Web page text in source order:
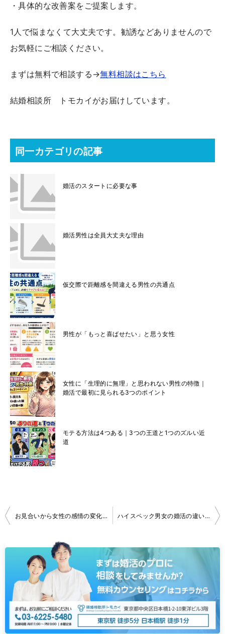
・具体的な改善案をご提案します。
1人で悩まなくて大丈夫です。勧誘などありませんので
お気軽にご相談ください。
まずは無料で相談する→無料相談はこちら
結婚相談所 トモカイがお届けしています。
同一カテゴリの記事
婚活のスタートに必要な事
婚活男性は全員大丈夫な理由
仮交際で距離感を間違える男性の共通点
男性が「もっと喜ばせたい」と思う女性
女性に「生理的に無理」と思われない男性の特徴｜
婚活で最初に見られる3つのポイント
モテる方法は4つある｜3つの王道と1つのズルい近
道
投
ナ
ー
ョ
お見合いから女性の感情の変化の仕方 ハイスペック男女の婚活の違い｜好条件でもうまくいく人・いかない人